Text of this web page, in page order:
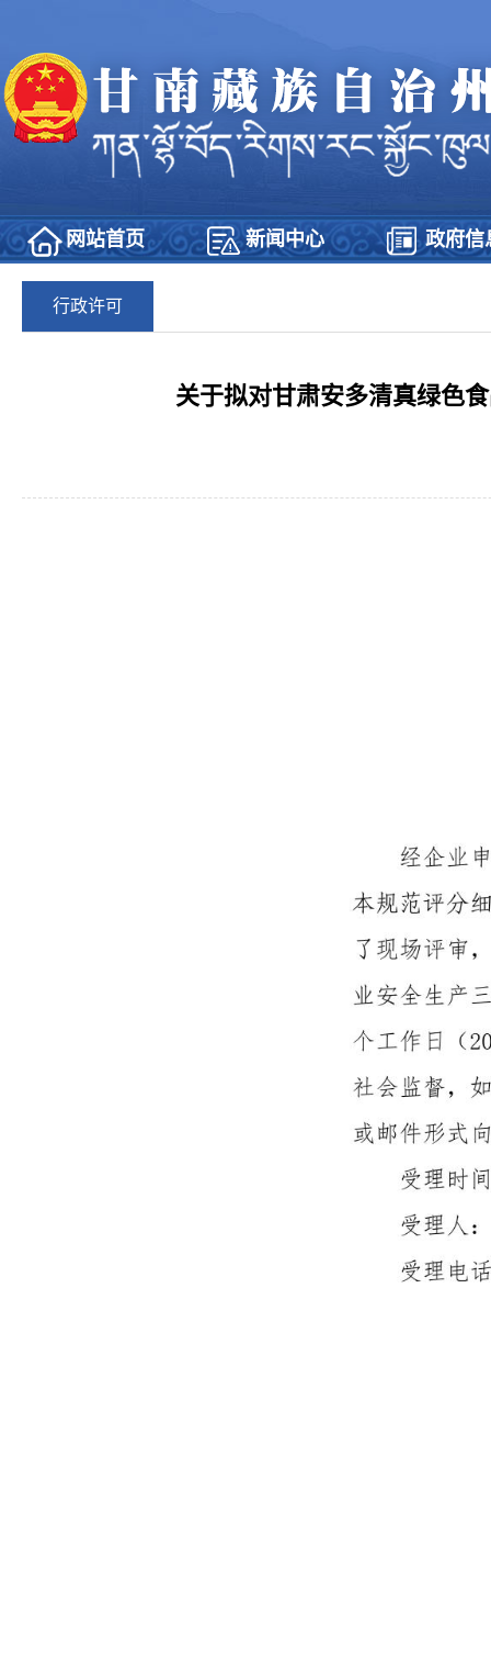
网站首页 新闻中心 政府信
行政许可
关于拟对甘肃安多清真绿色